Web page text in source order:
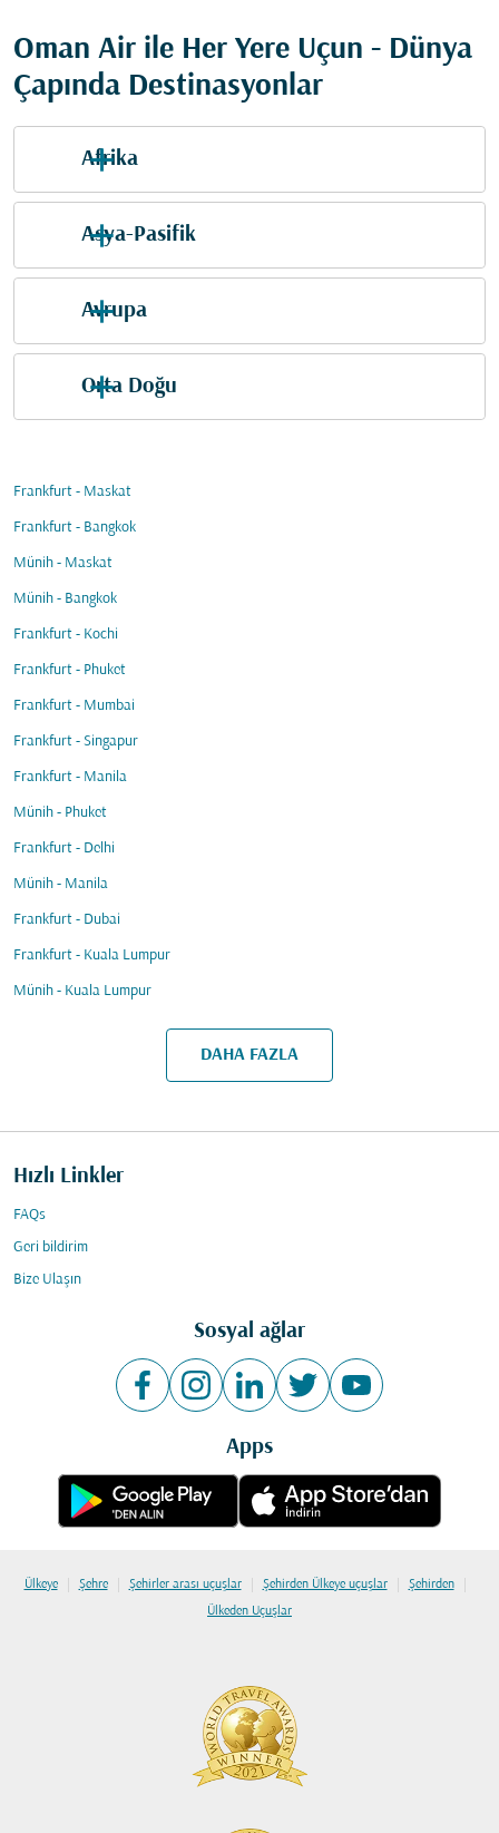
Oman Air ile Her Yere Uçun - Dünya
Çapında Destinasyonlar
Afrika
Asya-Pasifik
Avrupa
Orta Doğu
Frankfurt - Maskat
Frankfurt - Bangkok
Münih - Maskat
Münih - Bangkok
Frankfurt - Kochi
Frankfurt - Phuket
Frankfurt - Mumbai
Frankfurt - Singapur
Frankfurt - Manila
Münih - Phuket
Frankfurt - Delhi
Münih - Manila
Frankfurt - Dubai
Frankfurt - Kuala Lumpur
Münih - Kuala Lumpur
DAHA FAZLA
Hızlı Linkler
FAQs
Geri bildirim
Bize Ulaşın
Sosyal ağlar
Apps
Ülkeye | Şehre | Şehirler arası uçuşlar | Şehirden Ülkeye uçuşlar | Şehirden |
Ülkeden Uçuşlar